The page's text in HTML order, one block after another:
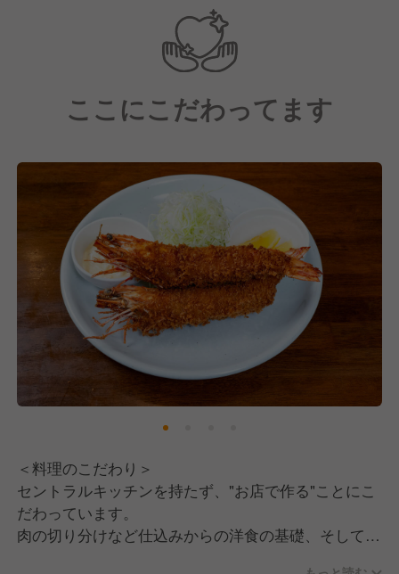
正社員は男性の方が多いですが、アルバイトを含める
と女性比率が高くなり、店舗でいうと女性スタッフが
７割ほどになるかと思います。
経験でいうとイタリアンやフレンチ、ホテル出身の方
が多いです。
い、アットホームな雰囲気！
やる時は真剣に仕事に取り組みつつも、仲間同士の絆
を大切にし、若手からベテランまで、長く安心して働
ける環境が自慢です。
ここにこだわってます
＜料理のこだわり＞
セントラルキッチンを持たず、"お店で作る"ことにこ
だわっています。
肉の切り分けなど仕込みからの洋食の基礎、そして熟